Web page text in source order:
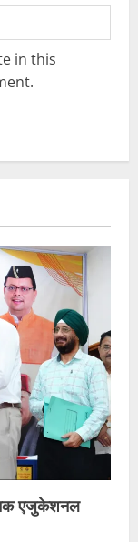
in this
एजुकेशनल